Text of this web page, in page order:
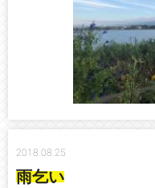
2018.08.25
雨乞い